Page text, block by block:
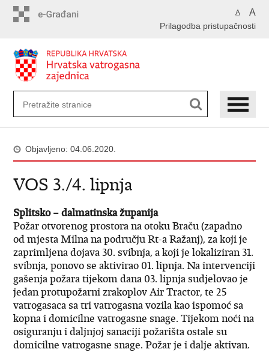
A A
Prilagodba pristupačnosti
Objavljeno: 04.06.2020.
VOS 3./4. lipnja
Splitsko – dalmatinska županija
Požar otvorenog prostora na otoku Braču (zapadno
od mjesta Milna na području Rt-a Ražanj), za koji je
zaprimljena dojava 30. svibnja, a koji je lokaliziran 31.
svibnja, ponovo se aktivirao 01. lipnja. Na intervenciji
gašenja požara tijekom dana 03. lipnja sudjelovao je
jedan protupožarni zrakoplov Air Tractor, te 25
vatrogasaca sa tri vatrogasna vozila kao ispomoć sa
kopna i domicilne vatrogasne snage. Tijekom noći na
osiguranju i daljnjoj sanaciji požarišta ostale su
domicilne vatrogasne snage. Požar je i dalje aktivan.